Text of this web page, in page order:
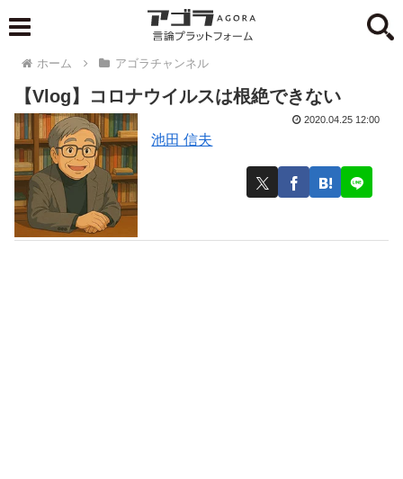
ホーム アゴラチャンネル
【Vlog】コロナウイルスは根絶できない
池田 信夫
2020.04.25 12:00